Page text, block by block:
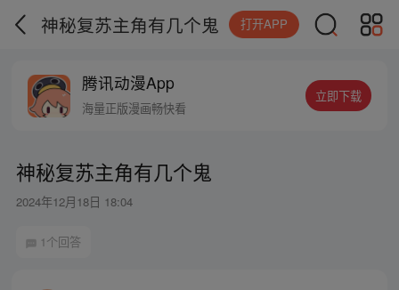
神秘复苏主角有几个鬼 打开APP
腾讯动漫App
海量正版漫画畅快看
立即下载
神秘复苏主角有几个鬼
2024年12月18日 18:04
1个回答